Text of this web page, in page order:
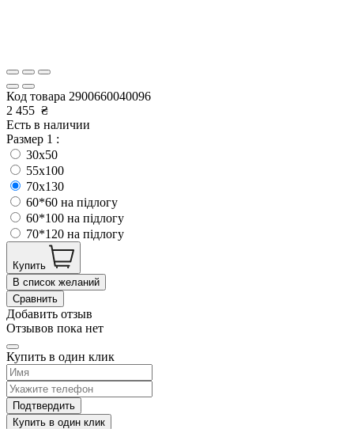
Код товара 2900660040096
2 455 ₴
Есть в наличии
Размер 1 :
30x50
55x100
70x130
60*60 на підлогу
60*100 на підлогу
70*120 на підлогу
Купить
В список желаний
Сравнить
Добавить отзыв
Отзывов пока нет
Купить в один клик
Подтвердить
Купить в один клик